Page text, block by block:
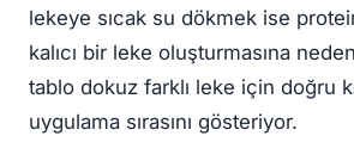
lekeye sıcak su dökmek ise
kalıcı bir leke oluşturmasına
tablo dokuz farklı leke için doğru
uygulama sırasını gösteriyor.